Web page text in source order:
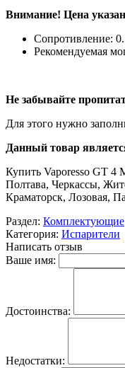
Внимание! Цена
Сопротивление:
Рекомендуемая
Не забывайте
Для этого нужно
Данный товар
Купить Vaporesso GT 4
Полтава, Черкассы,
Краматорск, Лозовая,
Раздел: Комплектующие
Категория: Испарители
Написать отзыв
Ваше имя:
Достоинства:
Недостатки: